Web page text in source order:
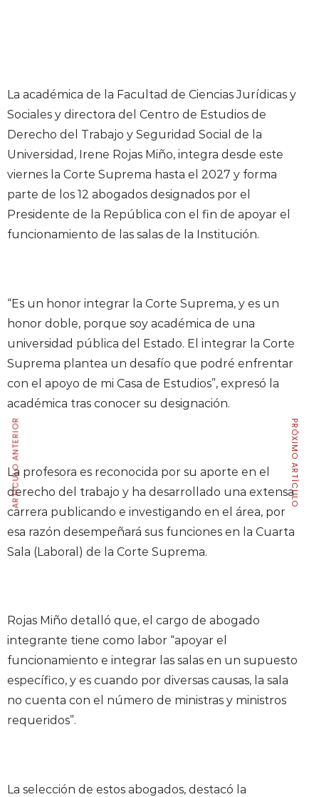
La académica de la Facultad de Ciencias Jurídicas y
Sociales y directora del Centro de Estudios de
Derecho del Trabajo y Seguridad Social de la
Universidad, Irene Rojas Miño, integra desde este
viernes la Corte Suprema hasta el 2027 y forma
parte de los 12 abogados designados por el
Presidente de la República con el fin de apoyar el
funcionamiento de las salas de la Institución.
“Es un honor integrar la Corte Suprema, y es un
honor doble, porque soy académica de una
universidad pública del Estado. El integrar la Corte
Suprema plantea un desafío que podré enfrentar
con el apoyo de mi Casa de Estudios”, expresó la
académica tras conocer su designación.
La profesora es reconocida por su aporte en el
derecho del trabajo y ha desarrollado una extensa
carrera publicando e investigando en el área, por
esa razón desempeñará sus funciones en la Cuarta
Sala (Laboral) de la Corte Suprema.
Rojas Miño detalló que, el cargo de abogado
integrante tiene como labor “apoyar el
funcionamiento e integrar las salas en un supuesto
específico, y es cuando por diversas causas, la sala
no cuenta con el número de ministras y ministros
requeridos”.
La selección de estos abogados, destacó la
ARTÍCULO ANTERIOR PRÓXIMO ARTÍCULO